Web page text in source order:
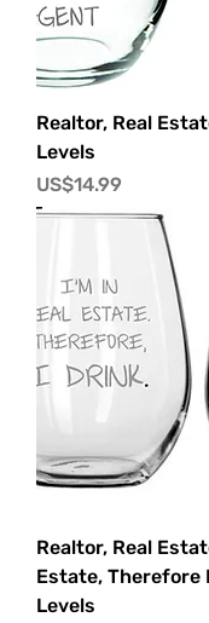
Realtor, Real
Levels
價格
US$14.99
Realtor, Real
Estate, Therefore
Levels